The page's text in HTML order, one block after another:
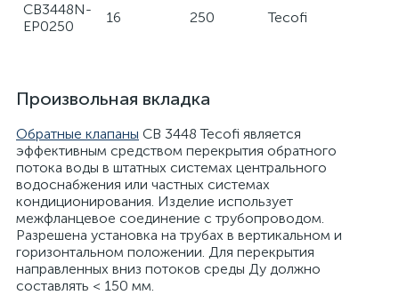
CB3448N-
EP0250
16 250 Tecofi
Произвольная вкладка
Обратные клапаны CB 3448 Tecofi является
эффективным средством перекрытия обратного
потока воды в штатных системах центрального
водоснабжения или частных системах
кондиционирования. Изделие использует
межфланцевое соединение с трубопроводом.
Разрешена установка на трубах в вертикальном и
горизонтальном положении. Для перекрытия
направленных вниз потоков среды Ду должно
составлять < 150 мм.